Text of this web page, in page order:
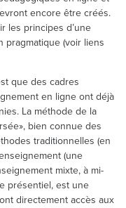
encore être créés.
les principes d’une
pragmatique (voir liens
que des cadres
en ligne ont déjà
La méthode de la
bien connue des
traditionnelles (en
(une
mixte, à mi-
présentiel, est une
directement accès aux